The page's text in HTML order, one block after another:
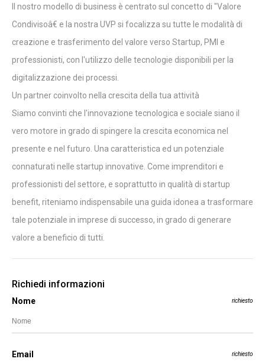
Il nostro modello di business è centrato sul concetto di "Valore
Condivisoâ€ e la nostra UVP si focalizza su tutte le modalità di
creazione e trasferimento del valore verso Startup, PMI e
professionisti, con l'utilizzo delle tecnologie disponibili per la
digitalizzazione dei processi.
Un partner coinvolto nella crescita della tua attività
Siamo convinti che l'innovazione tecnologica e sociale siano il
vero motore in grado di spingere la crescita economica nel
presente e nel futuro. Una caratteristica ed un potenziale
connaturati nelle startup innovative. Come imprenditori e
professionisti del settore, e soprattutto in qualità di startup
benefit, riteniamo indispensabile una guida idonea a trasformare
tale potenziale in imprese di successo, in grado di generare
valore a beneficio di tutti.
Richiedi informazioni
Nome richiesto
Email richiesto